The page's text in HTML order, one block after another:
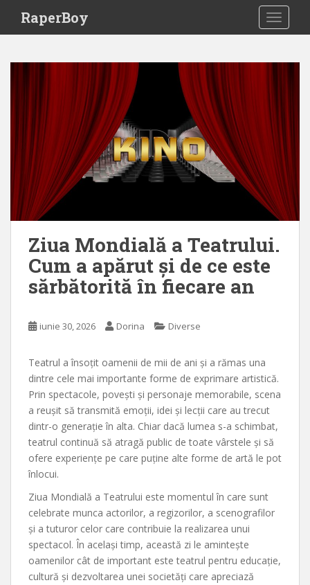
i
RaperBoy
Ziua Mondială a Teatrului.
Cum a apărut și de ce este
sărbătorită în fiecare an
iunie 30, 2026 Dorina Diverse
Teatrul a însoțit oamenii de mii de ani și a rămas una
dintre cele mai importante forme de exprimare artistică.
Prin spectacole, povești și personaje memorabile, scena
a reușit să transmită emoții, idei și lecții care au trecut
dintr-o generație în alta. Chiar dacă lumea s-a schimbat,
teatrul continuă să atragă public de toate vârstele și să
ofere experiențe pe care puține alte forme de artă le pot
înlocui.
Ziua Mondială a Teatrului este momentul în care sunt
celebrate munca actorilor, a regizorilor, a scenografilor
și a tuturor celor care contribuie la realizarea unui
spectacol. În același timp, această zi le amintește
oamenilor cât de important este teatrul pentru educație,
cultură și dezvoltarea unei societăți care apreciază